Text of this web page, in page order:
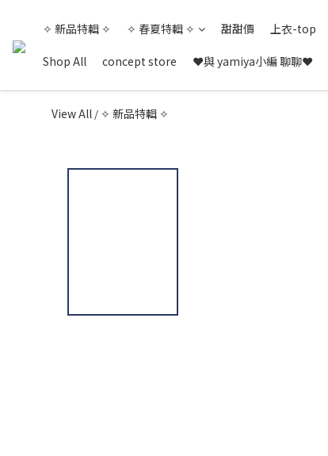
✧ 新品特輯 ✧ ✧ 春夏特輯 ✧ 甜甜價 上衣-top
Shop All concept store ❤與 yamiya小編 聊聊❤
View All / ✧ 新品特輯 ✧